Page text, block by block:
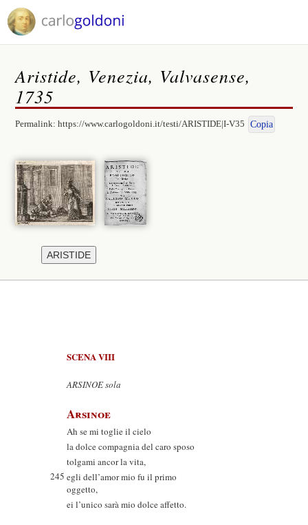
Aristide, Venezia, Valvasense,
1735
Permalink:https://www.carlogoldoni.it/testi/ARISTIDE|I-V35 Copia
SCENA VIII
ARSINOE sola
Arsinoe
Ah se mi toglie il cielo
la dolce compagnia del caro sposo
tolgami ancor la vita,
245 egli dell’amor mio fu il primo
oggetto,
ei l’unico sarà mio dolce affetto.